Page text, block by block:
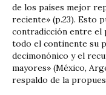
de los países mejor
reciente» (p.23). Esto
contradicción entre el
todo el continente su
decimonónico y el
mayores» (México,
respaldo de la